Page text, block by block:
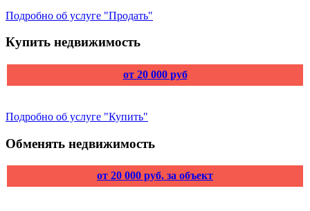
Подробно об услуге "Продать"
Купить недвижимость
от 20 000 руб
Подробно об услуге "Купить"
Обменять недвижимость
от 20 000 руб. за объект